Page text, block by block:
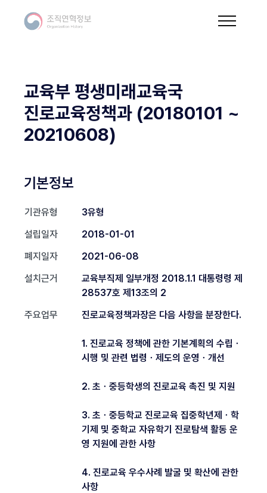
교육부 평생미래교육국
진로교육정책과 (20180101 ~
20210608)
기본정보
기관유형
3유형
설립일자
2018-01-01
폐지일자
2021-06-08
설치근거
교육부직제 일부개정 2018.1.1 대통령령 제
28537호 제13조의 2
주요업무
진로교육정책과장은 다음 사항을 분장한다.
1. 진로교육 정책에 관한 기본계획의 수립ㆍ
시행 및 관련 법령ㆍ제도의 운영ㆍ개선
2. 초ㆍ중등학생의 진로교육 촉진 및 지원
3. 초ㆍ중등학교 진로교육 집중학년제ㆍ학
기제 및 중학교 자유학기 진로탐색 활동 운
영 지원에 관한 사항
4. 진로교육 우수사례 발굴 및 확산에 관한
사항